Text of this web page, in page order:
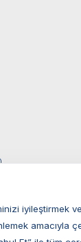
iyileştirmek
amacıyla